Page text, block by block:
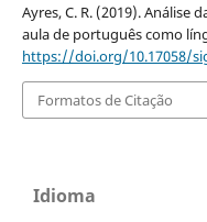
Ayres, C. R. (2019). Análise
aula de português como
https://doi.org/10.17058/
Formatos de Citação
Idioma